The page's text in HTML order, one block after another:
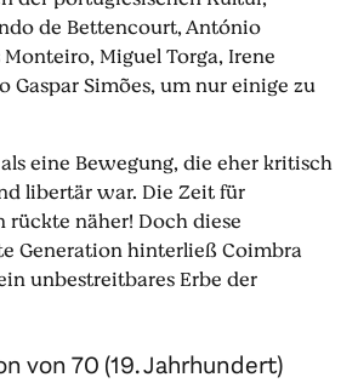
de Bettencourt, António
Monteiro, Miguel Torga, Irene
Gaspar Simões, um nur einige zu
als eine Bewegung, die eher kritisch
libertär war. Die Zeit für
rückte näher! Doch diese
Generation hinterließ Coimbra
unbestreitbares Erbe der
von 70 (19. Jahrhundert)